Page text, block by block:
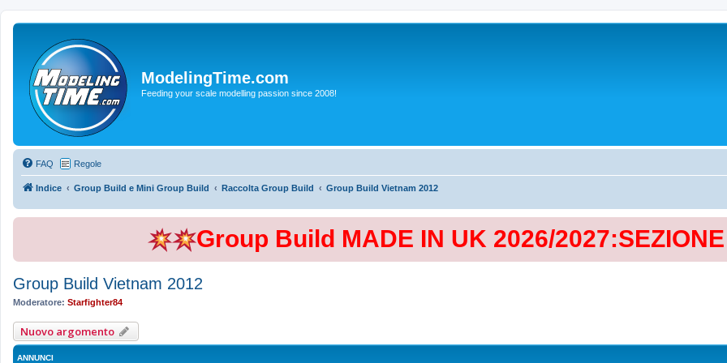
ModelingTime.com
Feeding your scale modelling passion since 2008!
FAQ Regole
Indice Group Build e Mini Group Build Raccolta Group Build Group Build Vietnam 2012
Group Build MADE IN UK 2026/
Group Build Vietnam 2012
Moderatore: Starfighter84
Nuovo argomento
ANNUNCI